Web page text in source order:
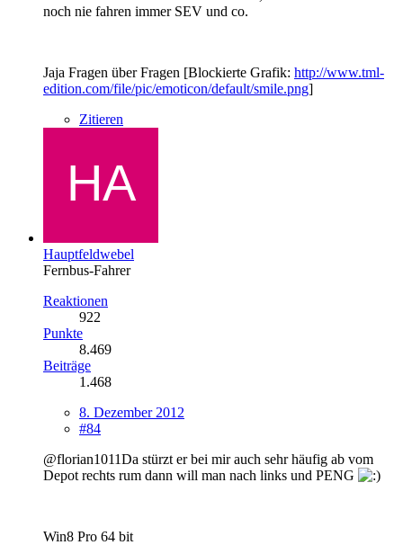
noch nie fahren immer SEV und co.
Jaja Fragen über Fragen [Blockierte Grafik: http://www.tml-
edition.com/file/pic/emoticon/default/smile.png]
Zitieren
Hauptfeldwebel
Fernbus-Fahrer
Reaktionen
922
Punkte
8.469
Beiträge
1.468
8. Dezember 2012
#84
@florian1011Da stürzt er bei mir auch sehr häufig ab vom
Depot rechts rum dann will man nach links und PENG
Win8 Pro 64 bit